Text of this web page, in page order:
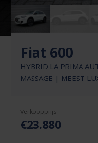
Fiat 600
HYBRID LA PRIMA
MASSAGE | MEEST
Verkoopprijs
€23.880